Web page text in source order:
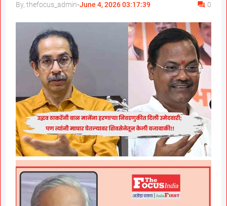
By, thefocus_admin-June 4, 2026 03:17:39 0